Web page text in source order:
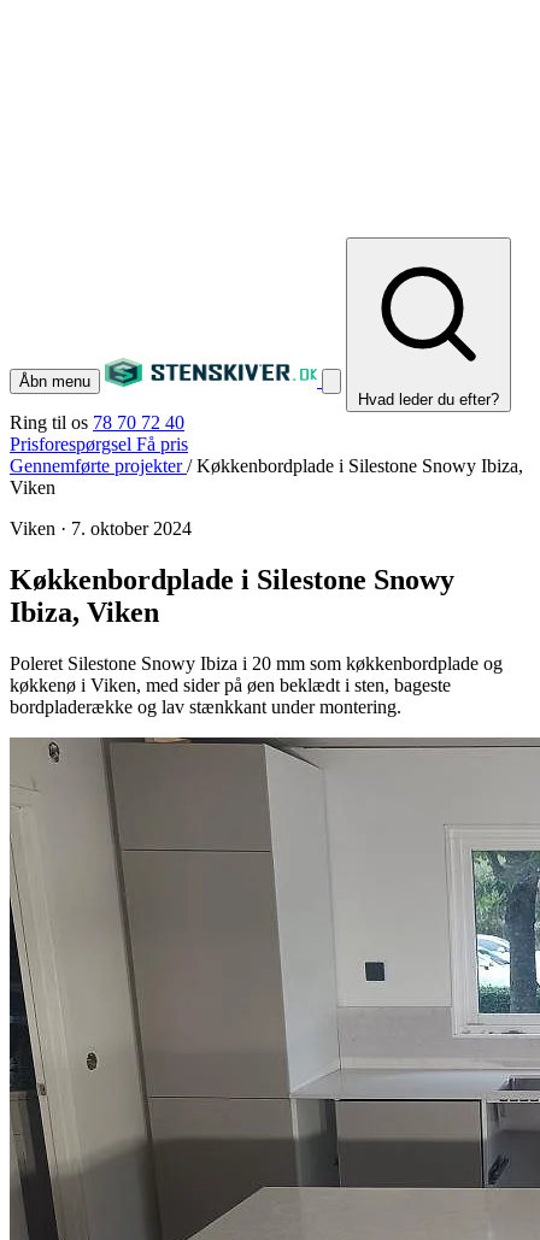
Åbn menu
Hvad leder du efter?
Ring til os 78 70 72 40
Prisforespørgsel Få pris
Gennemførte projekter/ Køkkenbordplade i Silestone Snowy Ibiza,
Viken
Viken · 7. oktober 2024
Køkkenbordplade i Silestone Snowy
Ibiza, Viken
Poleret Silestone Snowy Ibiza i 20 mm som køkkenbordplade og
køkkenø i Viken, med sider på øen beklædt i sten, bageste
bordpladerække og lav stænkkant under montering.